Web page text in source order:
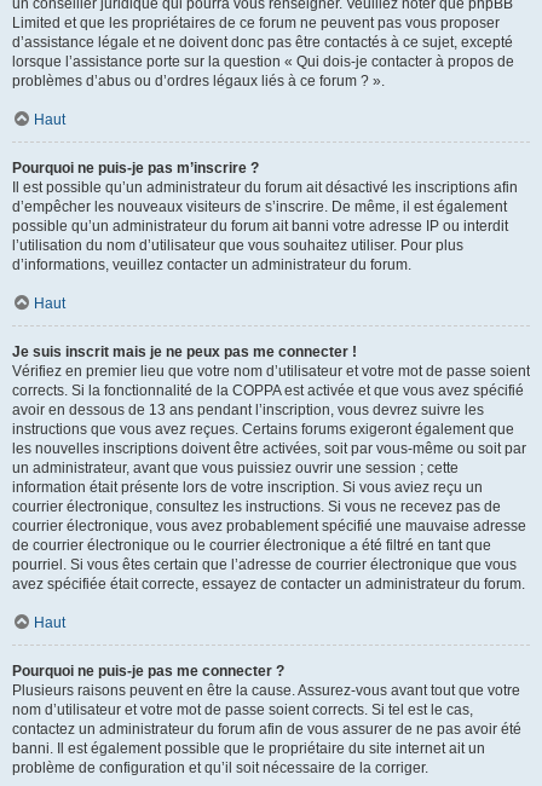
un conseiller juridique qui pourra vous renseigner. Veuillez noter que phpBB
Limited et que les propriétaires de ce forum ne peuvent pas vous proposer
d’assistance légale et ne doivent donc pas être contactés à ce sujet, excepté
lorsque l’assistance porte sur la question « Qui dois-je contacter à propos de
problèmes d’abus ou d’ordres légaux liés à ce forum ? ».
Haut
Pourquoi ne puis-je pas m’inscrire ?
Il est possible qu’un administrateur du forum ait désactivé les inscriptions afin
d’empêcher les nouveaux visiteurs de s’inscrire. De même, il est également
possible qu’un administrateur du forum ait banni votre adresse IP ou interdit
l’utilisation du nom d’utilisateur que vous souhaitez utiliser. Pour plus
d’informations, veuillez contacter un administrateur du forum.
Haut
Je suis inscrit mais je ne peux pas me connecter !
Vérifiez en premier lieu que votre nom d’utilisateur et votre mot de passe soient
corrects. Si la fonctionnalité de la COPPA est activée et que vous avez spécifié
avoir en dessous de 13 ans pendant l’inscription, vous devrez suivre les
instructions que vous avez reçues. Certains forums exigeront également que
les nouvelles inscriptions doivent être activées, soit par vous-même ou soit par
un administrateur, avant que vous puissiez ouvrir une session ; cette
information était présente lors de votre inscription. Si vous aviez reçu un
courrier électronique, consultez les instructions. Si vous ne recevez pas de
courrier électronique, vous avez probablement spécifié une mauvaise adresse
de courrier électronique ou le courrier électronique a été filtré en tant que
pourriel. Si vous êtes certain que l’adresse de courrier électronique que vous
avez spécifiée était correcte, essayez de contacter un administrateur du forum.
Haut
Pourquoi ne puis-je pas me connecter ?
Plusieurs raisons peuvent en être la cause. Assurez-vous avant tout que votre
nom d’utilisateur et votre mot de passe soient corrects. Si tel est le cas,
contactez un administrateur du forum afin de vous assurer de ne pas avoir été
banni. Il est également possible que le propriétaire du site internet ait un
problème de configuration et qu’il soit nécessaire de la corriger.